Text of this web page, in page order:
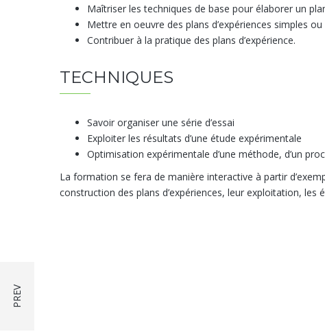
Maîtriser les techniques de base pour élaborer un
Mettre en oeuvre des plans d’expériences simples
Contribuer à la pratique des plans d’expérience.
TECHNIQUES
Savoir organiser une série d’essai
Exploiter les résultats d’une étude expérimentale
Optimisation expérimentale d’une méthode, d’un
La formation se fera de manière interactive à partir
construction des plans d’expériences, leur exploitation, les